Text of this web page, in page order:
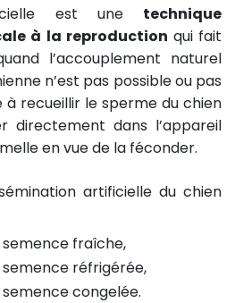
est une technique
à la reproduction qui fait
l’accouplement naturel
n’est pas possible ou pas
à recueillir le sperme du chien
directement dans l’appareil
en vue de la féconder.
artificielle du chien
semence fraîche,
semence réfrigérée,
semence congelée.